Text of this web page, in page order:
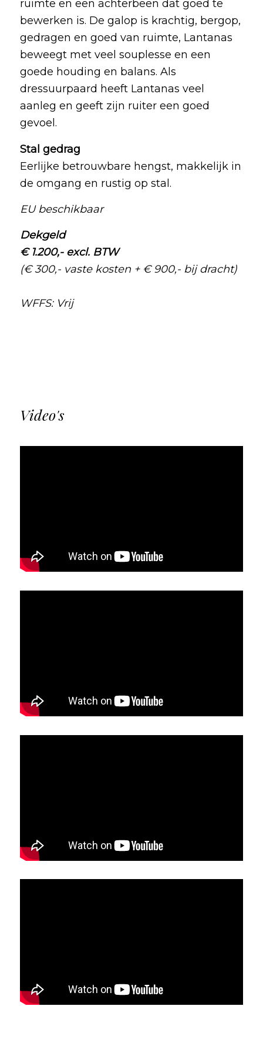
ruimte en een achterbeen dat goed te
bewerken is. De galop is krachtig, bergop,
gedragen en goed van ruimte, Lantanas
beweegt met veel souplesse en een
goede houding en balans. Als
dressuurpaard heeft Lantanas veel
aanleg en geeft zijn ruiter een goed
gevoel.
Stal gedrag
Eerlijke betrouwbare hengst, makkelijk in
de omgang en rustig op stal.
EU beschikbaar
Dekgeld
€ 1.200,- excl. BTW
(€ 300,- vaste kosten + € 900,- bij dracht)
WFFS: Vrij
Video's